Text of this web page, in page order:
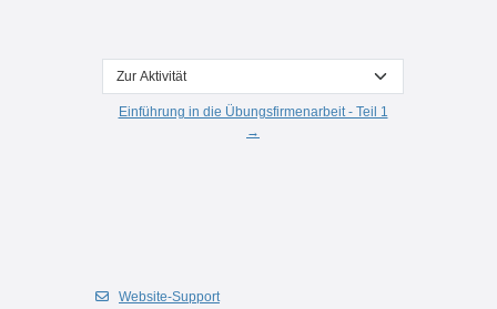
Zur Aktivität
Einführung in die Übungsfirmenarbeit - Teil 1
→
Website-Support